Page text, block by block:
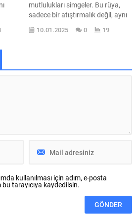
mutlulukları simgeler. Bu rüya,
sadece bir atıştırmalık değil, aynı
zamanda içsel huzurun ve
zevklerin keşfine dair bir
10.01.2025 0 19
kullanılması için adım, e-posta
tarayıcıya kaydedilsin.